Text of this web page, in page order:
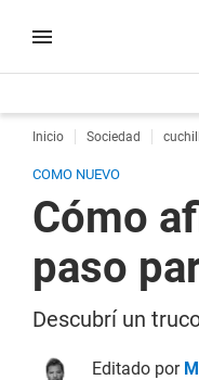
Inicio Sociedad
COMO NUEVO
Cómo
paso
Descubrí un
Editado por